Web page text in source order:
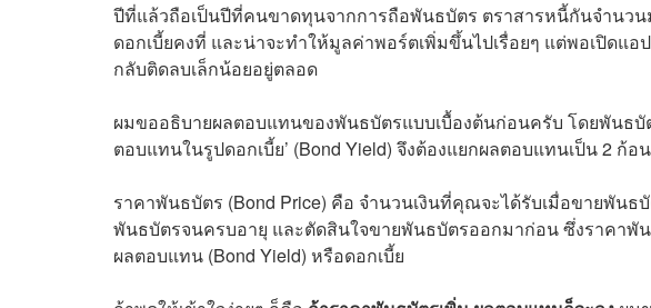
ปีที่แล้วถือเป็นปีที่คนขาดทุนจากการถือพันธบัตร ตราสารหนี้กันจำนว
ดอกเบี้ยคงที่ และน่าจะทำให้มูลค่าพอร์ตเพิ่มขึ้นไปเรื่อยๆ แต่พอเปิดแ
กลับติดลบเล็กน้อยอยู่ตลอด
ผมขออธิบายผลตอบแทนของพันธบัตรแบบเบื้องต้นก่อนครับ โดยพันธบัต
ตอบแทนในรูปดอกเบี้ย’ (Bond Yield) จึงต้องแยกผลตอบแทนเป็น 2 ก้อน
ราคาพันธบัตร (Bond Price) คือ จำนวนเงินที่คุณจะได้รับเมื่อขายพันธ
พันธบัตรจนครบอายุ และตัดสินใจขายพันธบัตรออกมาก่อน ซึ่งราคาพั
ผลตอบแทน (Bond Yield) หรือดอกเบี้ย